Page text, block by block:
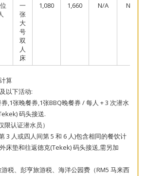
一
张
大
号
双
人
床
1,080 1,660 N/A N/A
算
以下活动:
,1张晚餐券,1张BBQ晚餐券 / 每人 + 3 次潜水
码头接送.
认证潜水员）
3 人或四人间第 5 和 6 人)包含相同的餐饮计
床垫和往返德克(Tekek) 码头接送,需另加
税、彭亨旅游税、海洋公园费（RM5 马来西